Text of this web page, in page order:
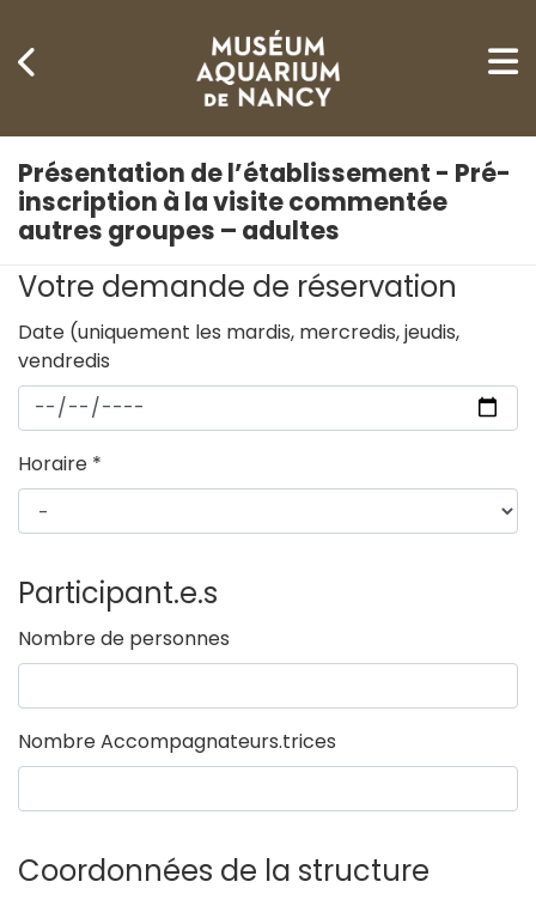
Présentation de l’établissement - Pré-
inscription à la visite commentée
autres groupes – adultes
Votre demande de réservation
Date (uniquement les mardis, mercredis, jeudis,
vendredis
Horaire *
Participant.e.s
Nombre de personnes
Nombre Accompagnateurs.trices
Coordonnées de la structure